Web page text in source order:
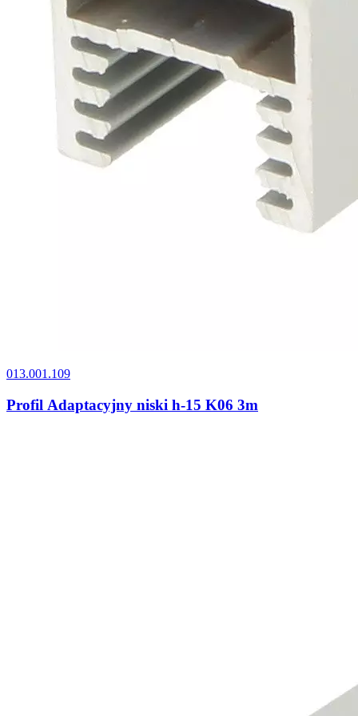
013.001.109
Profil Adaptacyjny niski h-15 K06 3m